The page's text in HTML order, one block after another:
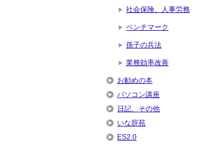
社会保険、人事労務
ベンチマーク
孫子の兵法
業務効率改善
お勧めの本
パソコン講座
日記、その他
いな辞苑
ES2.0